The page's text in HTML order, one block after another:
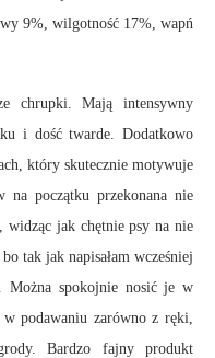
9%, wilgotność 17%, wapń
chrupki. Mają intensywny
i dość twarde. Dodatkowo
który skutecznie motywuje
początku przekonana nie
widząc jak chętnie psy na nie
tak jak napisałam wcześniej
Można spokojnie nosić je w
w podawaniu zarówno z ręki,
Bardzo fajny produkt